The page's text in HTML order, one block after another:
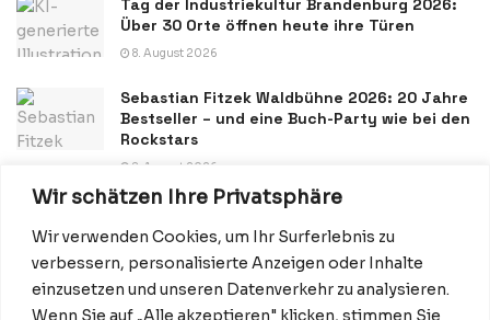
Wir schätzen Ihre Privatsphäre
Wir verwenden Cookies, um Ihr Surferlebnis zu
verbessern, personalisierte Anzeigen oder Inhalte
einzusetzen und unseren Datenverkehr zu analysieren.
Wenn Sie auf „Alle akzeptieren" klicken, stimmen Sie
Tag der Industriekultur Brandenburg 2026:
Über 30 Orte öffnen heute ihre Türen
8. August 2026
Sebastian Fitzek Waldbühne 2026: 20 Jahre
Bestseller – und eine Buch-Party wie bei den
Rockstars
8. August 2026